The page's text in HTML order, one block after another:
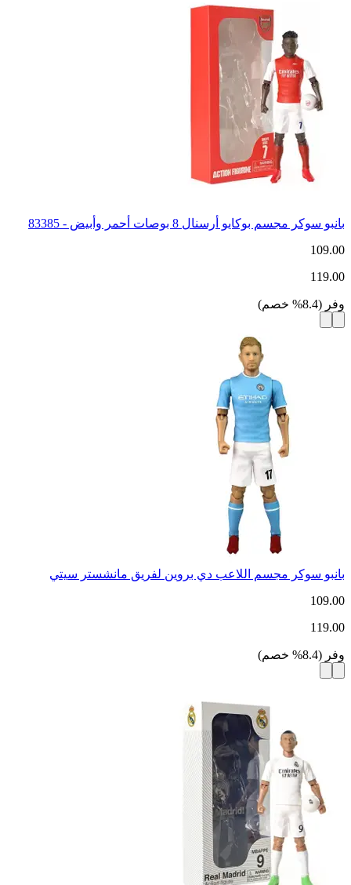
بانبو سوكر مجسم بوكايو أرسنال 8 بوصات أحمر وأبيض - 83385
109.00
119.00
وفر (
8.4
% خصم)
بانبو سوكر مجسم اللاعب دي بروين لفريق مانشستر سيتي
109.00
119.00
وفر (
8.4
% خصم)